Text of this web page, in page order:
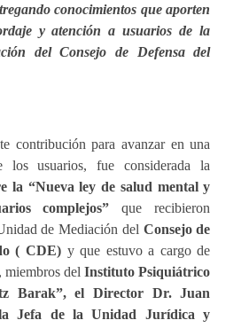
conocimientos que aporten
y atención a usuarios de la
del Consejo de Defensa del
contribución para avanzar en una
los usuarios, fue considerada la
la “Nueva ley de salud mental y
complejos” que recibieron
de Mediación del Consejo de
( CDE)y que estuvo a cargo de
miembros delInstituto Psiquiátrico
Barak”, el Director Dr. Juan
Jefa de la Unidad Jurídica y